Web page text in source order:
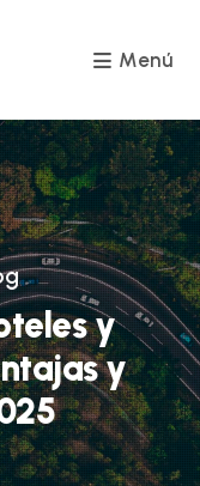
Menú
y
y